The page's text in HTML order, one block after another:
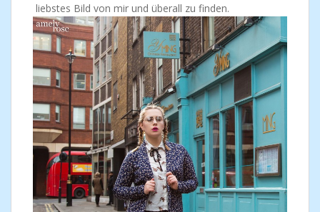
liebstes Bild von mir und überall zu finden.